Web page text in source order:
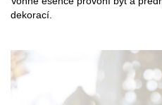
dekorací.